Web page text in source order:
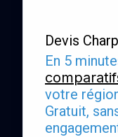
Devis
En 5
votre
Gratuit,